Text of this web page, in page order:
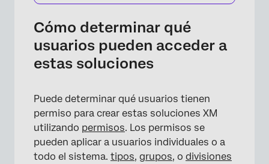
Cómo determinar qué
usuarios pueden acceder a
estas soluciones
Puede determinar qué usuarios tienen
permiso para crear estas soluciones XM
utilizando permisos. Los permisos se
pueden aplicar a usuarios individuales o a
todo el sistema. tipos, grupos, o divisiones